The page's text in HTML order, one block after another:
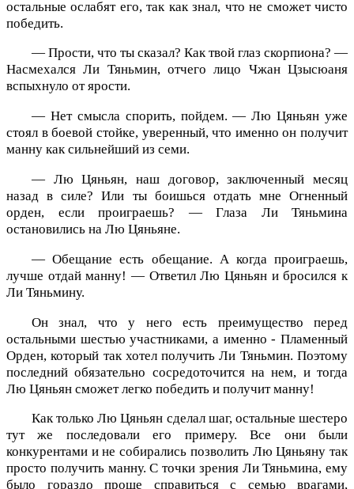
остальные ослабят его, так как знал, что не сможет чисто
победить.
— Прости, что ты сказал? Как твой глаз скорпиона? —
Насмехался Ли Тяньмин, отчего лицо Чжан Цзысюаня
вспыхнуло от ярости.
— Нет смысла спорить, пойдем. — Лю Цяньян уже
стоял в боевой стойке, уверенный, что именно он получит
манну как сильнейший из семи.
— Лю Цяньян, наш договор, заключенный месяц
назад в силе? Или ты боишься отдать мне Огненный
орден, если проиграешь? — Глаза Ли Тяньмина
остановились на Лю Цяньяне.
— Обещание есть обещание. А когда проиграешь,
лучше отдай манну! — Ответил Лю Цяньян и бросился к
Ли Тяньмину.
Он знал, что у него есть преимущество перед
остальными шестью участниками, а именно - Пламенный
Орден, который так хотел получить Ли Тяньмин. Поэтому
последний обязательно сосредоточится на нем, и тогда
Лю Цяньян сможет легко победить и получит манну!
Как только Лю Цяньян сделал шаг, остальные шестеро
тут же последовали его примеру. Все они были
конкурентами и не собирались позволить Лю Цяньяну так
просто получить манну. С точки зрения Ли Тяньмина, ему
было гораздо проще справиться с семью врагами,